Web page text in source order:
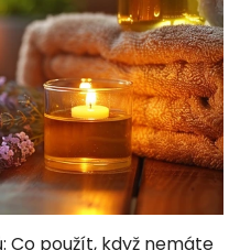
Co použít, když nemáte